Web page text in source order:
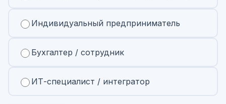
Индивидуальный предприниматель
Бухгалтер / сотрудник
ИТ-специалист / интегратор